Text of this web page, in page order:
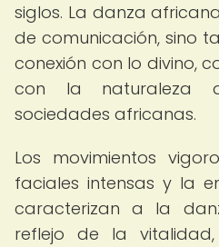
siglos. La danza
de comunicación, sino
conexión con lo divino,
con la naturaleza
sociedades africanas.
Los movimientos
faciales intensas y la
caracterizan a la
reflejo de la